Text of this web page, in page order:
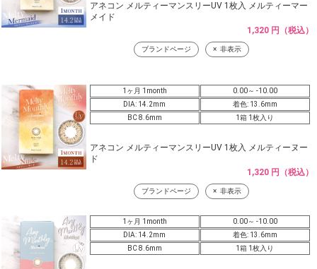
アネコン メルティーマンスリーUV 1枚入 メルティーマー
メイド
1,320 円（税込）
ブランドページ 非表示
1ヶ月 1month
0.00～ -10.00
DIA: 14.2mm
着色: 13.6mm
BC 8.6mm
1箱 1枚入り
アネコン メルティーマンスリーUV 1枚入 メルティーヌー
ド
1,320 円（税込）
ブランドページ 非表示
1ヶ月 1month
0.00～ -10.00
DIA: 14.2mm
着色: 13.6mm
BC 8.6mm
1箱 1枚入り